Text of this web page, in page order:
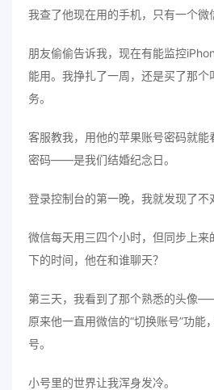
我查了他现在用的手机，只有一个微
朋友偷偷告诉我，现在有能监控
能用。我挣扎了一周，还是买了那
务。
客服教我，用他的苹果账号密码就能
密码——是我们结婚纪念日。
登录控制台的第一晚，我就发现了不
微信每天用三四个小时，但同步上来
下的时间，他在和谁聊天？
第三天，我看到了那个熟悉的头像
原来他一直用微信的“切换账号”功能
号。
小号里的世界让我浑身发冷。